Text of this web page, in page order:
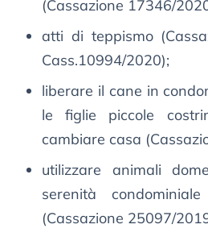
(Cassazione 17346/
atti di teppismo
Cass.10994/2020);
liberare il cane in
le figlie piccole
cambiare casa
utilizzare animali
serenità
(Cassazione 25097/